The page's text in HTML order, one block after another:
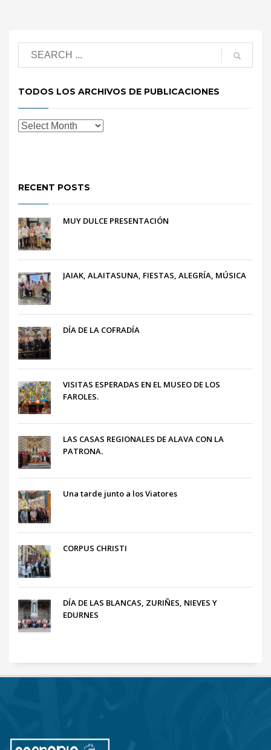
TODOS LOS ARCHIVOS DE PUBLICACIONES
RECENT POSTS
MUY DULCE PRESENTACIÓN
JAIAK, ALAITASUNA, FIESTAS, ALEGRÍA, MÚSICA
DÍA DE LA COFRADÍA
VISITAS ESPERADAS EN EL MUSEO DE LOS
FAROLES.
LAS CASAS REGIONALES DE ALAVA CON LA
PATRONA.
Una tarde junto a los Viatores
CORPUS CHRISTI
DÍA DE LAS BLANCAS, ZURIÑES, NIEVES Y
EDURNES